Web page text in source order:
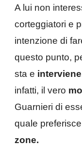
A lui non
corteggiatori e
intenzione di
questo punto,
sta e
infatti, il vero
Guarnieri di
quale
zone.